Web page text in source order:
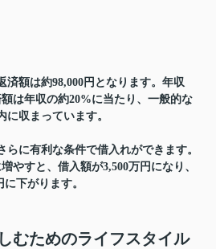
額は約98,000円となります。年収
は年収の約20%に当たり、一般的な
に収まっています。
に有利な条件で借入れができます。
やすと、借入額が3,500万円になり、
下がります。
むためのライフスタイル